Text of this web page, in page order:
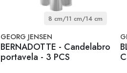
8 cm/11 cm/14 cm
GEORG JENSEN
BERNADOTTE - Candelabro
portavela - 3 PCS